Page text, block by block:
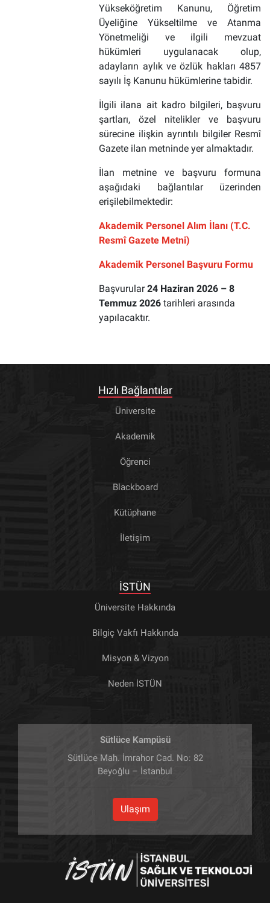
Yükseköğretim Kanunu, Öğretim
Üyeliğine Yükseltilme ve Atanma
Yönetmeliği ve ilgili mevzuat
hükümleri uygulanacak olup,
adayların aylık ve özlük hakları 4857
sayılı İş Kanunu hükümlerine tabidir.
İlgili ilana ait kadro bilgileri, başvuru
şartları, özel nitelikler ve başvuru
sürecine ilişkin ayrıntılı bilgiler Resmî
Gazete ilan metninde yer almaktadır.
İlan metnine ve başvuru formuna
aşağıdaki bağlantılar üzerinden
erişilebilmektedir:
Akademik Personel Alım İlanı (T.C.
Resmî Gazete Metni)
Akademik Personel Başvuru Formu
Başvurular 24 Haziran 2026 – 8
Temmuz 2026 tarihleri arasında
yapılacaktır.
Hızlı Bağlantılar
Üniversite
Akademik
Öğrenci
Blackboard
Kütüphane
İletişim
İSTÜN
Üniversite Hakkında
Bilgiç Vakfı Hakkında
Misyon & Vizyon
Neden İSTÜN
Sütlüce Kampüsü
Sütlüce Mah. İmrahor Cad. No: 82
Beyoğlu – İstanbul
Ulaşım